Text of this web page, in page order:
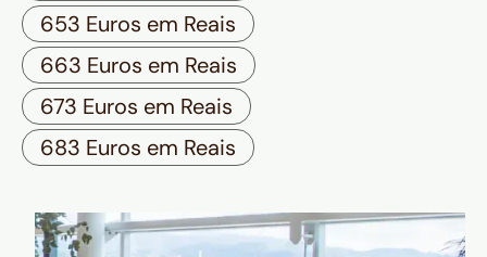
653 Euros em Reais
663 Euros em Reais
673 Euros em Reais
683 Euros em Reais